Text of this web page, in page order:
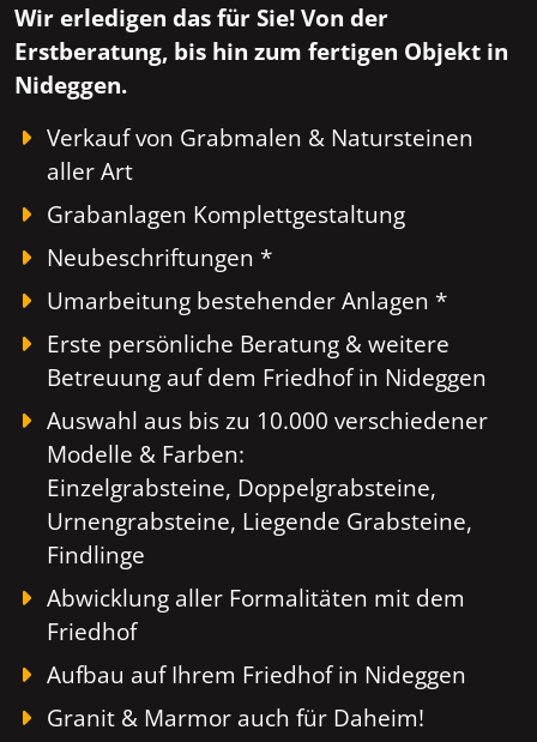
Wir erledigen das für Sie! Von der
Erstberatung, bis hin zum fertigen Objekt in
Nideggen.
Verkauf von Grabmalen & Natursteinen
aller Art
Grabanlagen Komplettgestaltung
Neubeschriftungen *
Umarbeitung bestehender Anlagen *
Erste persönliche Beratung & weitere
Betreuung auf dem Friedhof in Nideggen
Auswahl aus bis zu 10.000 verschiedener
Modelle & Farben:
Einzelgrabsteine, Doppelgrabsteine,
Urnengrabsteine, Liegende Grabsteine,
Findlinge
Abwicklung aller Formalitäten mit dem
Friedhof
Aufbau auf Ihrem Friedhof in Nideggen
Granit & Marmor auch für Daheim!